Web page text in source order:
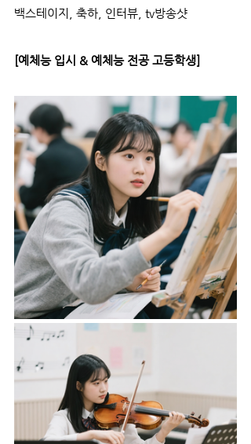
백스테이지, 축하, 인터뷰, tv방송샷
[예체능 입시 & 예체능 전공 고등학생]